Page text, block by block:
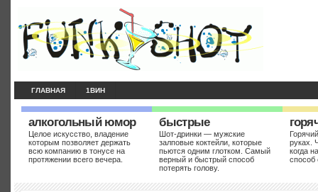
ГЛАВНАЯ 1ВИН
алкогольный юмор
Целое искусство, владение
которым позволяет держать
всю компанию в тонусе на
протяжении всего вечера.
быстрые
Шот-дринки — мужские
залповые коктейли, которые
пьются одним глотком. Самый
верный и быстрый способ
потерять голову.
руках.
когда
способ